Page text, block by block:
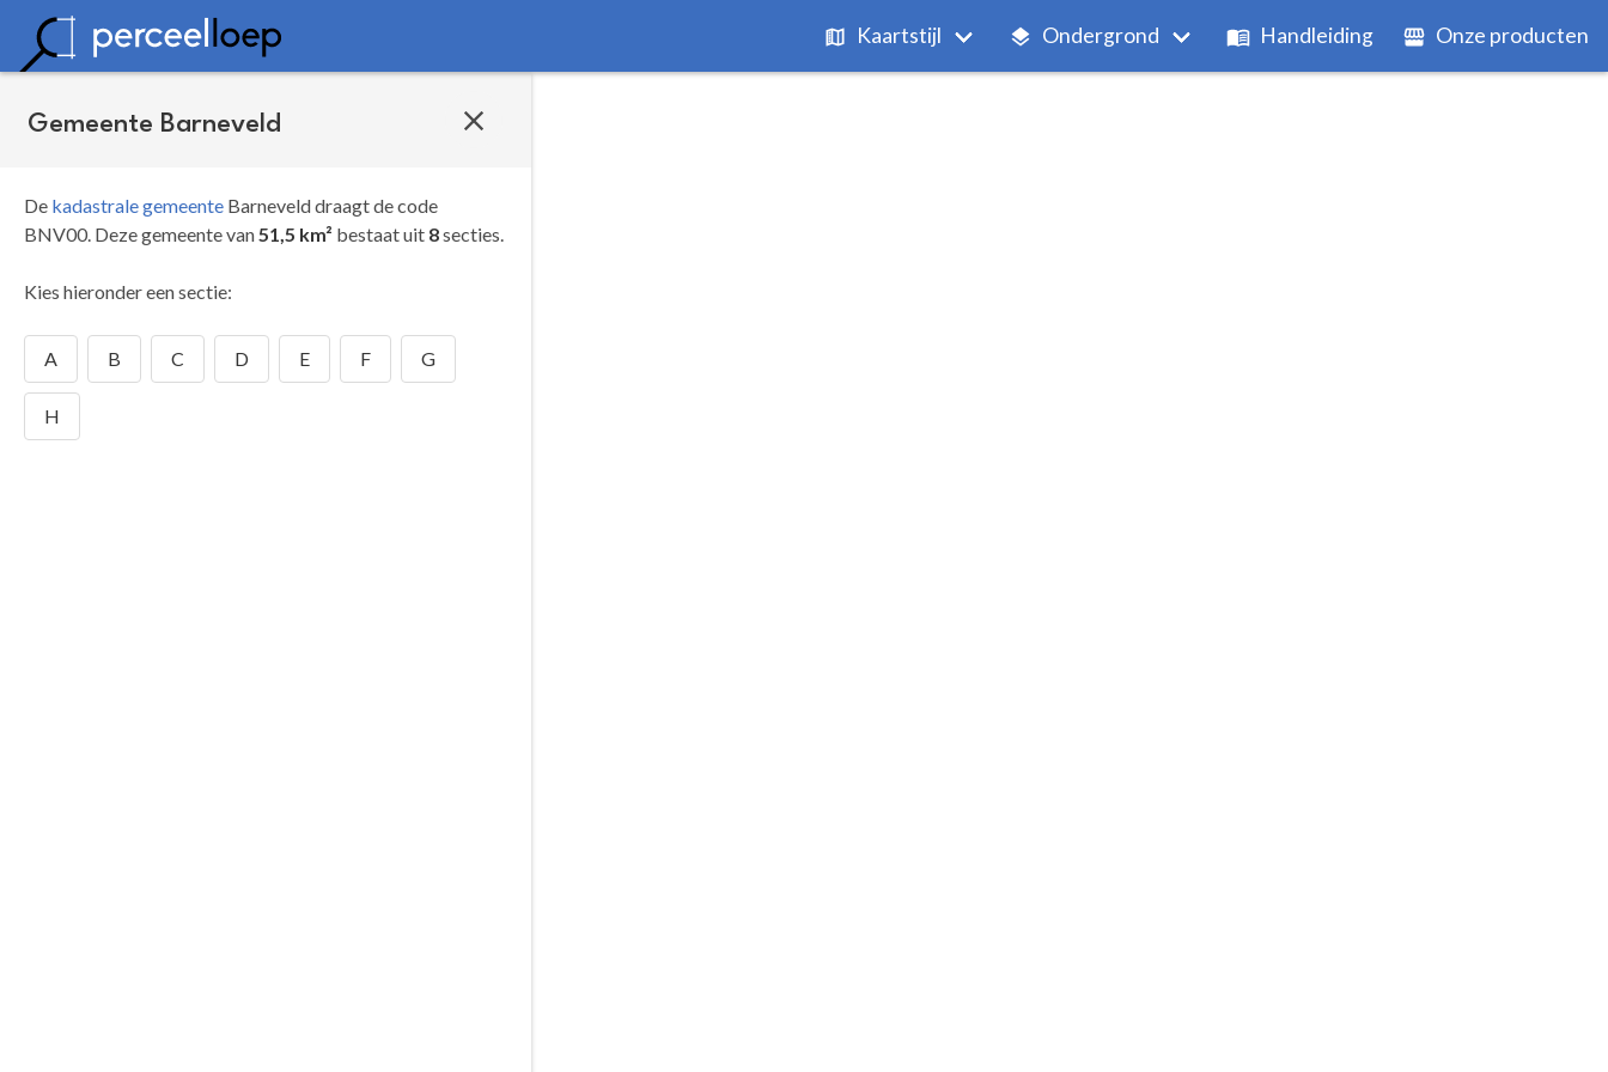
Kaartstijl Ondergrond Handleiding Onze producten
Gemeente Barneveld
De kadastrale gemeente Barneveld draagt de code
BNV00. Deze gemeente van51,5 km² bestaat uit 8secties.
Kies hieronder een sectie:
A B C D E F G
H